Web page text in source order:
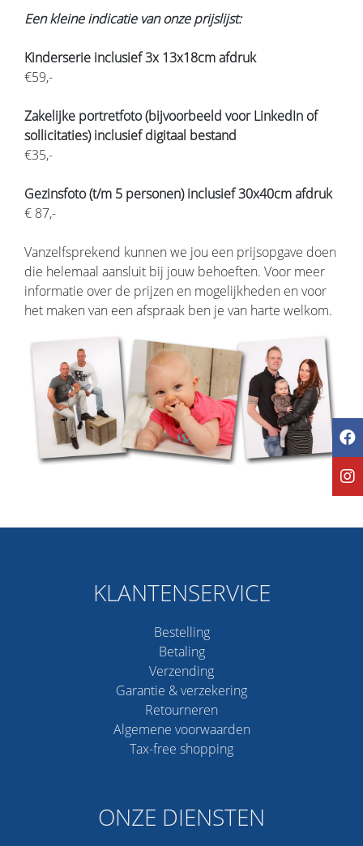
Een kleine indicatie van onze prijslijst:
Kinderserie inclusief 3x 13x18cm afdruk
€59,-
Zakelijke portretfoto (bijvoorbeeld voor LinkedIn of
sollicitaties) inclusief digitaal bestand
€35,-
Gezinsfoto (t/m 5 personen) inclusief 30x40cm afdruk
€ 87,-
Vanzelfsprekend kunnen we jou een prijsopgave doen
die helemaal aansluit bij jouw behoeften. Voor meer
informatie over de prijzen en mogelijkheden en voor
het maken van een afspraak ben je van harte welkom.
KLANTENSERVICE
Bestelling
Betaling
Verzending
Garantie & verzekering
Retourneren
Algemene voorwaarden
Tax-free shopping
ONZE DIENSTEN